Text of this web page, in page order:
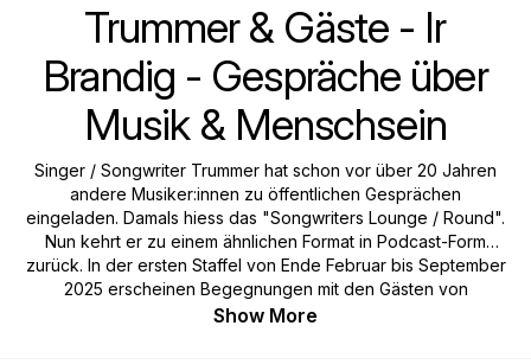
Trummer & Gäste - Ir
Brandig - Gespräche über
Musik & Menschsein
Singer / Songwriter Trummer hat schon vor über 20 Jahren
andere Musiker:innen zu öffentlichen Gesprächen
eingeladen. Damals hiess das "Songwriters Lounge / Round".
Nun kehrt er zu einem ähnlichen Format in Podcast-Form
zurück. In der ersten Staffel von Ende Februar bis September
2025 erscheinen Begegnungen mit den Gästen von
Trummers neuem Album, "Ir Brandig", das Song um Song,
Show More